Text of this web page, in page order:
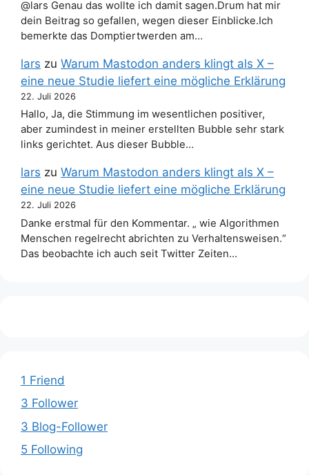
@lars Genau das wollte ich damit sagen.Drum hat mir
dein Beitrag so gefallen, wegen dieser Einblicke.Ich
bemerkte das Domptiertwerden am…
lars zu Warum Mastodon anders klingt als X –
eine neue Studie liefert eine mögliche Erklärung
22. Juli 2026
Hallo, Ja, die Stimmung im wesentlichen positiver,
aber zumindest in meiner erstellten Bubble sehr stark
links gerichtet. Aus dieser Bubble…
lars zu Warum Mastodon anders klingt als X –
eine neue Studie liefert eine mögliche Erklärung
22. Juli 2026
Danke erstmal für den Kommentar. „ wie Algorithmen
Menschen regelrecht abrichten zu Verhaltensweisen.“
Das beobachte ich auch seit Twitter Zeiten…
1 Friend
3 Follower
3 Blog-Follower
5 Following